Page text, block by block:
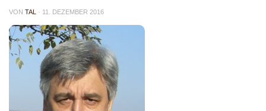
VON TAL · 11. DEZEMBER 2016